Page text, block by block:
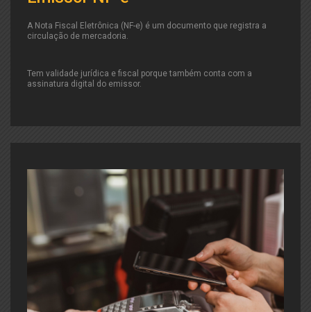
A Nota Fiscal Eletrônica (NF-e) é um documento que registra a
circulação de mercadoria.
Tem validade jurídica e fiscal porque também conta com a
assinatura digital do emissor.